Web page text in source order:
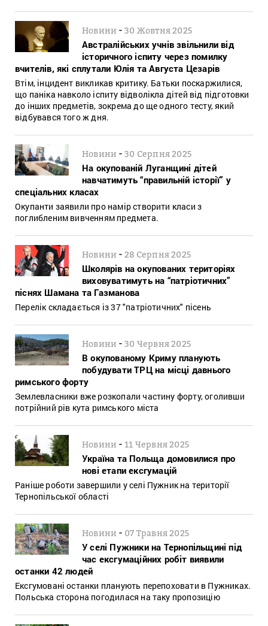
Новини -30 Жовтня 2025
Австралійських учнів звільнили від
історичного іспиту через помилку
вчителів, які сплутали Юлія та Августа Цезарів
Втім, інцидент викликав критику. Батьки поскаржилися,
що паніка навколо іспиту відволікла дітей від підготовки
до інших предметів, зокрема до ще одного тесту, який
відбувався того ж дня.
Новини -30 Серпня 2025
На окупованій Луганщині дітей
навчатимуть “правильній історії” у
спеціальних класах
Окупанти заявили про намір створити класи з
поглибленим вивченням предмета.
Новини -28 Серпня 2025
Школярів на окупованих територіях
виховуватимуть на “патріотичних”
піснях Шамана та Газманова
Перелік складається із 37 "патріотичних" пісень
Новини -30 Червня 2025
В окупованому Криму планують
побудувати ТРЦ на місці давнього
римського форту
Землевласники вже розкопали частину форту, оголивши
потрійний рів кута римського міста
Новини -11 Червня 2025
Україна та Польща домовилися про
нові етапи ексгумацій
Раніше роботи завершили у селі Пужник на території
Тернопільської області
Новини - 07 Травня 2025
У селі Пужники на Тернопільщині під
час ексгумаційних робіт виявили
останки 42 людей
Ексгумовані останки планують перепоховати в Пужниках.
Польська сторона погодилася на таку пропозицію